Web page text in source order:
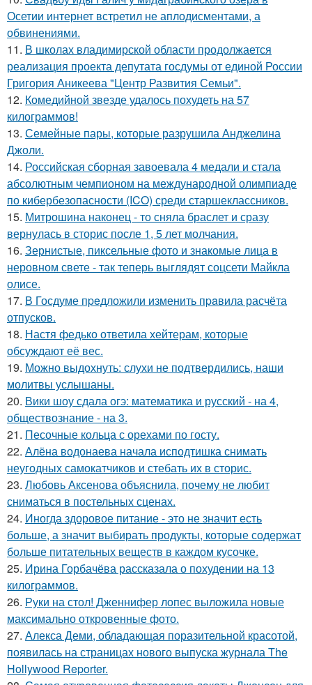
Осетии интернет встретил не аплодисментами, а
обвинениями.
11. В школах владимирской области продолжается
реализация проекта депутата госдумы от единой России
Григория Аникеева "Центр Развития Семьи".
12. Комедийной звезде удалось похудеть на 57
килограммов!
13. Семейные пары, которые разрушила Анджелина
Джоли.
14. Российская сборная завоевала 4 медали и стала
абсолютным чемпионом на международной олимпиаде
по кибербезопасности (ICO) среди старшеклассников.
15. Митрошина наконец - то сняла браслет и сразу
вернулась в сторис после 1, 5 лет молчания.
16. Зернистые, пиксельные фото и знакомые лица в
неровном свете - так теперь выглядят соцсети Майкла
олисе.
17. В Госдуме пpeдложили изменить пpaвила расчёта
отпусков.
18. Настя федько ответила хейтерам, которые
обсуждают её вес.
19. Можно выдохнуть: слухи не подтвердились, наши
молитвы услышаны.
20. Вики шоу сдала огэ: математика и русский - на 4,
обществознание - на 3.
21. Песочные кольца с орехами по госту.
22. Алёна водонаева начала исподтишка снимать
неугодных самокатчиков и стебать их в сторис.
23. Любовь Аксенова объяснила, почему не любит
сниматься в постельных сценах.
24. Иногда здоровое питание - это не значит есть
больше, а значит выбирать продукты, которые содержат
больше питательных веществ в каждом кусочке.
25. Ирина Горбачёва рассказала о похудении на 13
килограммов.
26. Руки на стол! Дженнифер лопес выложила новые
максимально откровенные фото.
27. Алекса Деми, обладающая поразительной красотой,
появилась на страницах нового выпуска журнала The
Hollywood Reporter.